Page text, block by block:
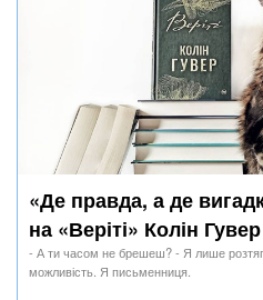
«Де правда, а де
на «Веріті» Колін Гувер
- А ти часом не брешеш? - Я лише
можливість. Я письменниця.